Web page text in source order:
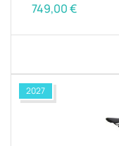
749,00€
2027